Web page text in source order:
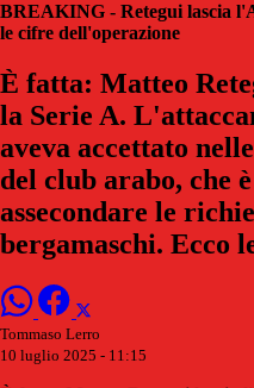
BREAKING - Retegui lascia
le cifre dell'operazione
È fatta: Matteo
la Serie A.
aveva accettato
del club arabo, che
assecondare le
bergamaschi. Ecco
Tommaso Lerro
10 luglio 2025 - 11:15